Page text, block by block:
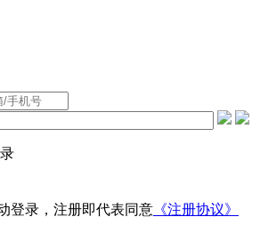
登录，注册即代表同意 《注册协议》